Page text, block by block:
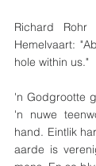
Richard
Hemelvaart:
hole within us."
'n Godgrootte
'n nuwe
hand. Eintlik
aarde is